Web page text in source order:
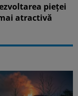
pieței
atractivă